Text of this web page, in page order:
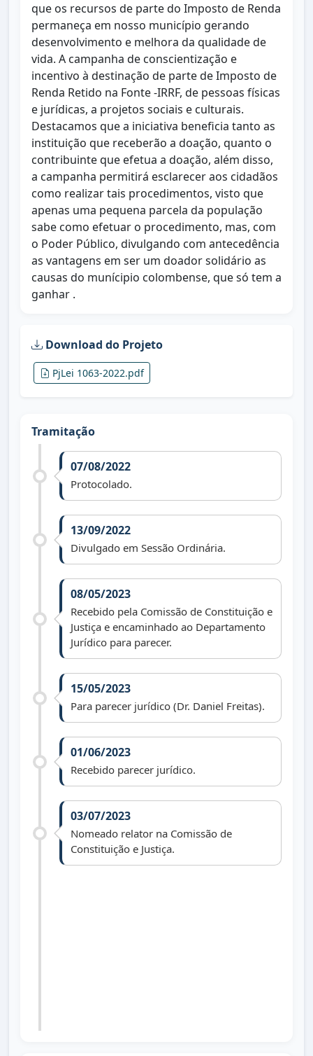
que os recursos de parte do Imposto de Renda
permaneça em nosso município gerando
desenvolvimento e melhora da qualidade de
vida. A campanha de conscientização e
incentivo à destinação de parte de Imposto de
Renda Retido na Fonte -IRRF, de pessoas físicas
e jurídicas, a projetos sociais e culturais.
Destacamos que a iniciativa beneficia tanto as
instituição que receberão a doação, quanto o
contribuinte que efetua a doação, além disso,
a campanha permitirá esclarecer aos cidadãos
como realizar tais procedimentos, visto que
apenas uma pequena parcela da população
sabe como efetuar o procedimento, mas, com
o Poder Público, divulgando com antecedência
as vantagens em ser um doador solidário as
causas do munícipio colombense, que só tem a
ganhar .
Download do Projeto
PjLei 1063-2022.pdf
Tramitação
07/08/2022
Protocolado.
13/09/2022
Divulgado em Sessão Ordinária.
08/05/2023
Recebido pela Comissão de Constituição e
Justiça e encaminhado ao Departamento
Jurídico para parecer.
15/05/2023
Para parecer jurídico (Dr. Daniel Freitas).
01/06/2023
Recebido parecer jurídico.
03/07/2023
Nomeado relator na Comissão de
Constituição e Justiça.